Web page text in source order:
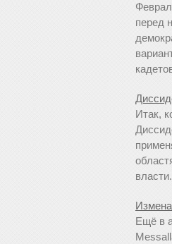
перед
Итак,
Измена
Ещё в